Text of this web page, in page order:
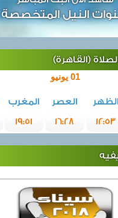
النيل المتخصصة
(القاهرة)
01 يونيو
الظهر العصر المغرب
12:53
16:28
19:51